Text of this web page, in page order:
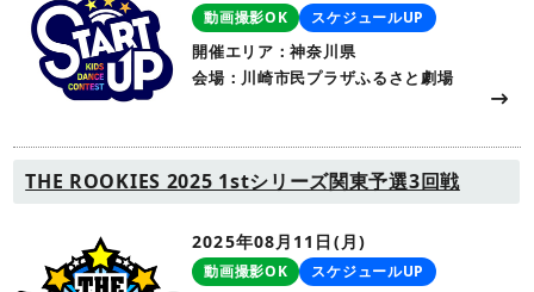
動画撮影OK スケジュールUP
開催エリア：神奈川県
会場：川崎市民プラザふるさと劇場
THE ROOKIES 2025 1stシリーズ関東予選3回戦
2025年08月11日(月)
動画撮影OK スケジュールUP